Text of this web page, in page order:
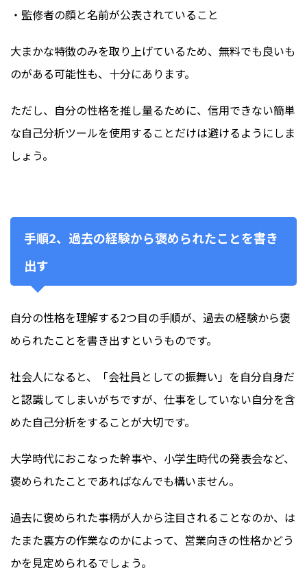
・監修者の顔と名前が公表されていること
大まかな特徴のみを取り上げているため、無料でも良いも
のがある可能性も、十分にあります。
ただし、自分の性格を推し量るために、信用できない簡単
な自己分析ツールを使用することだけは避けるようにしま
しょう。
手順2、過去の経験から褒められたことを書き
出す
自分の性格を理解する2つ目の手順が、過去の経験から褒
められたことを書き出すというものです。
社会人になると、「会社員としての振舞い」を自分自身だ
と認識してしまいがちですが、仕事をしていない自分を含
めた自己分析をすることが大切です。
大学時代におこなった幹事や、小学生時代の発表会など、
褒められたことであればなんでも構いません。
過去に褒められた事柄が人から注目されることなのか、は
たまた裏方の作業なのかによって、営業向きの性格かどう
かを見定められるでしょう。